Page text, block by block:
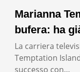
Marianna
bufera: ha
La carriera
Temptation
successo con…